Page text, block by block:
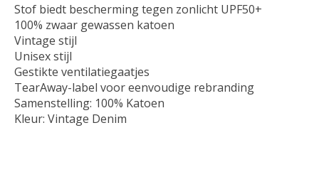
Stof biedt bescherming tegen zonlicht UPF50+
100% zwaar gewassen katoen
Vintage stijl
Unisex stijl
Gestikte ventilatiegaatjes
TearAway-label voor eenvoudige rebranding
Samenstelling: 100% Katoen
Kleur: Vintage Denim